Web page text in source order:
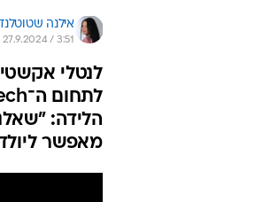
אילנה
27.9.2024 / 3:51
לנטלי
הלידה:
מאפשר